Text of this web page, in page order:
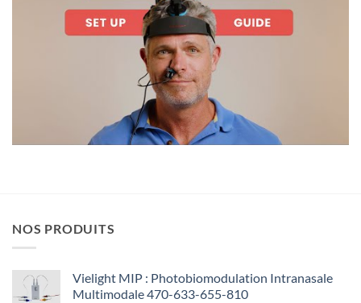
NOS PRODUITS
Vielight MIP : Photobiomodulation Intranasale
Multimodale 470-633-655-810